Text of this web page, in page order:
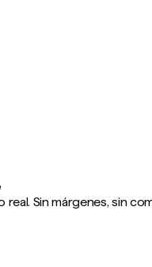
Sin márgenes, sin